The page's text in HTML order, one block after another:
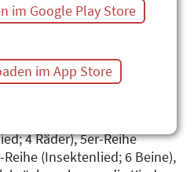
«3x3=Fidimaa» das 1x1
und didaktischen
Zahlenreihen mit im Alltag
4 Räder), 5er-Reihe
(Insektenlied; 6 Beine),
im Google Play Store
im App Store